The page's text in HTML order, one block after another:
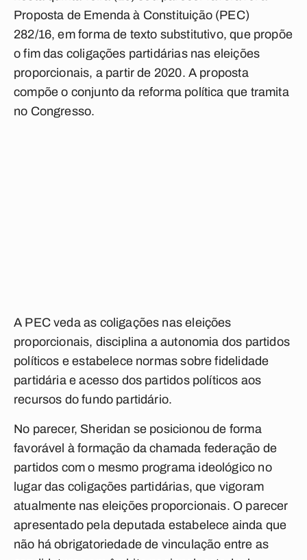
Proposta de Emenda à Constituição (PEC)
282/16, em forma de texto substitutivo, que propõe
o fim das coligações partidárias nas eleições
proporcionais, a partir de 2020. A proposta
compõe o conjunto da reforma política que tramita
no Congresso.
A PEC veda as coligações nas eleições
proporcionais, disciplina a autonomia dos partidos
políticos e estabelece normas sobre fidelidade
partidária e acesso dos partidos políticos aos
recursos do fundo partidário.
No parecer, Sheridan se posicionou de forma
favorável à formação da chamada federação de
partidos com o mesmo programa ideológico no
lugar das coligações partidárias, que vigoram
atualmente nas eleições proporcionais. O parecer
apresentado pela deputada estabelece ainda que
não há obrigatoriedade de vinculação entre as